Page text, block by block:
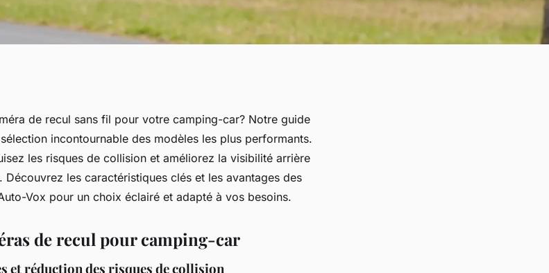
fil pour
de recul sans fil pour votre camping-car? Notre guide
incontournable des modèles les plus performants.
les risques de collision et améliorez la visibilité arrière
les caractéristiques clés et les avantages des
Vox pour un choix éclairé et adapté à vos besoins.
de recul pour camping-car
et réduction des risques de collision